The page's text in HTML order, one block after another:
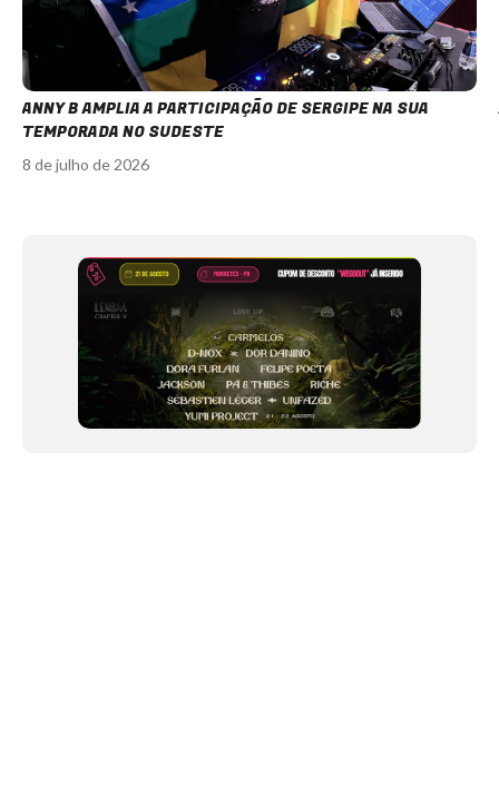
ANNY B AMPLIA A PARTICIPAÇÃO DE SERGIPE NA SUA
TEMPORADA NO SUDESTE
8 de julho de 2026